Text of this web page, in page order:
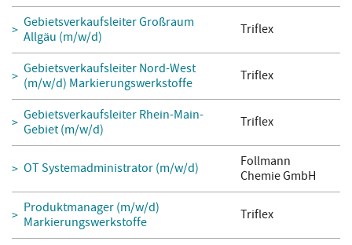
Gebietsverkaufsleiter Großraum
Allgäu (m/w/d)
Triflex
Gebietsverkaufsleiter Nord-West
(m/w/d) Markierungswerkstoffe
Triflex
Gebietsverkaufsleiter Rhein-Main-
Gebiet (m/w/d)
Triflex
OT Systemadministrator (m/w/d)
Follmann
Chemie GmbH
Produktmanager (m/w/d)
Markierungswerkstoffe
Triflex